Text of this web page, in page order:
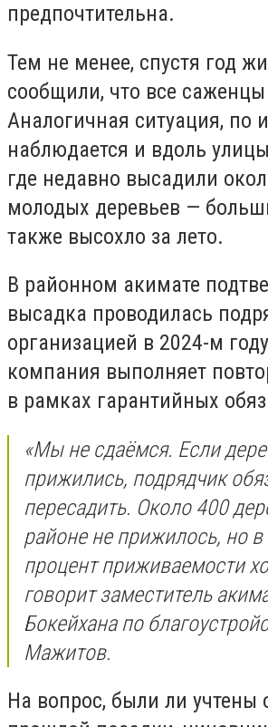
предпочтительна.
Тем не менее, спустя год
сообщили, что все
Аналогичная ситуация, по
наблюдается и вдоль
где недавно высадили
молодых деревьев —
также высохло за лето.
В районном акимате
высадка проводилась
организацией в 2024-м
компания выполняет
в рамках гарантийных
«Мы не сдаёмся. Если
прижились, подрядчик
пересадить. Около 400
районе не прижилось, но
процент приживаемости
говорит заместитель
Бокейхана по
Мажитов.
На вопрос, были ли учтены